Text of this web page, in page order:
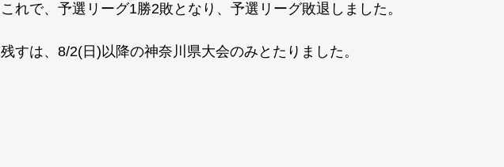
これで、予選リーグ1勝2敗となり、予選リーグ敗退しました。
残すは、8/2(日)以降の神奈川県大会のみとたりました。